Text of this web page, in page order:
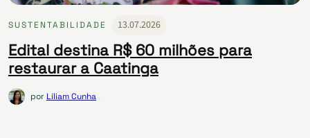
SUSTENTABILIDADE 13.07.2026
Edital destina R$ 60 milhões para
restaurar a Caatinga
por Líliam Cunha